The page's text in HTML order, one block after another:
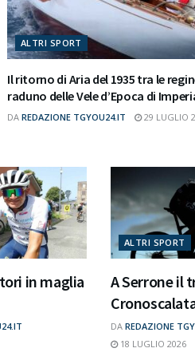
ALTRI SPORT
Il ritorno di Aria del 1935 tra le
raduno delle Vele d’Epoca di
DA REDAZIONE TGYOU24.IT 29 LUGLIO
in maglia
ALTRI SPORT
A Serrone il
DA REDAZIONE
18 LUGLIO 2026